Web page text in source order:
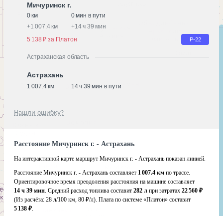
Мичуринск г.
0 км
0 мин в пути
+1 007.4 км +14 ч 39 мин
5 138 ₽ за Платон
Р-22
Астраханская область
Астрахань
1 007.4 км 14 ч 39 мин в пути
Нашли ошибку?
Расстояние Мичуринск г. - Астрахань
На интерактивной карте маршрут Мичуринск г. - Астрахань показан линией.
Расстояние Мичуринск г. - Астрахань составляет 1 007.4 км по трассе.
Ориентировочное время преодоления расстояния на машине составляет
14 ч 39 мин. Средний расход топлива составит 282 л при затратах 22 560 ₽
(Из расчёта: 28 л/100 км, 80 ₽/л). Плата по системе «Платон» составит
5 138 ₽.